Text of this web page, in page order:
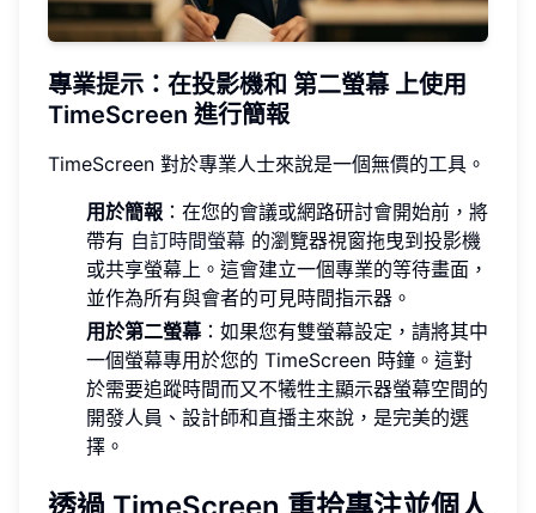
專業提示：在投影機和 第二螢幕上使用
TimeScreen 進行簡報
TimeScreen 對於專業人士來說是一個無價的工具。
用於簡報 ：在您的會議或網路研討會開始前，將
帶有 自訂時間螢幕 的瀏覽器視窗拖曳到投影機
或共享螢幕上。這會建立一個專業的等待畫面，
並作為所有與會者的可見時間指示器。
用於第二螢幕：如果您有雙螢幕設定，請將其中
一個螢幕專用於您的 TimeScreen 時鐘。這對
於需要追蹤時間而又不犧牲主顯示器螢幕空間的
開發人員、設計師和直播主來說，是完美的選
擇。